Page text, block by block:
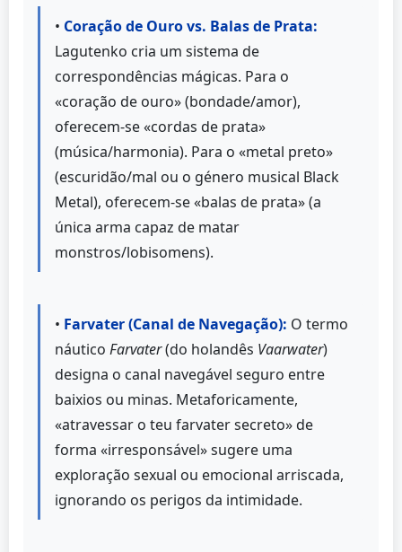
• Coração de Ouro vs. Balas de Prata:
Lagutenko cria um sistema de
correspondências mágicas. Para o
«coração de ouro» (bondade/amor),
oferecem-se «cordas de prata»
(música/harmonia). Para o «metal preto»
(escuridão/mal ou o género musical Black
Metal), oferecem-se «balas de prata» (a
única arma capaz de matar
monstros/lobisomens).
• Farvater (Canal de Navegação): O termo
náutico Farvater(do holandês Vaarwater)
designa o canal navegável seguro entre
baixios ou minas. Metaforicamente,
«atravessar o teu farvater secreto» de
forma «irresponsável» sugere uma
exploração sexual ou emocional arriscada,
ignorando os perigos da intimidade.